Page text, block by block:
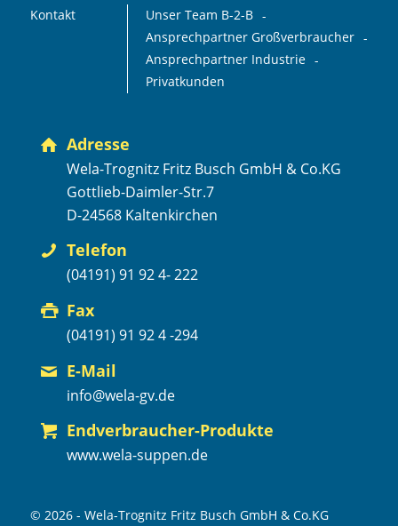
Kontakt
Unser Team B-2-B
Ansprechpartner Großverbraucher
Ansprechpartner Industrie
Privatkunden
Adresse
Wela-Trognitz Fritz Busch GmbH & Co.KG
Gottlieb-Daimler-Str.7
D-24568 Kaltenkirchen
Telefon
(04191) 91 92 4- 222
Fax
(04191) 91 92 4 -294
E-Mail
info@wela-gv.de
Endverbraucher-Produkte
www.wela-suppen.de
© 2026 - Wela-Trognitz Fritz Busch GmbH & Co.KG